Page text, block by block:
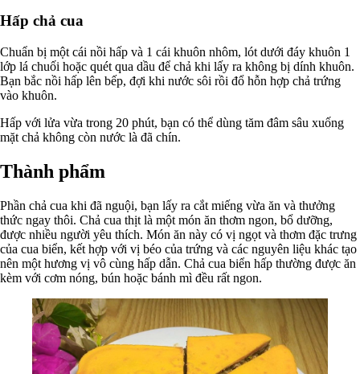
Hấp chả cua
Chuẩn bị một cái nồi hấp và 1 cái khuôn nhôm, lót dưới đáy khuôn 1
lớp lá chuối hoặc quét qua dầu để chả khi lấy ra không bị dính khuôn.
Bạn bắc nồi hấp lên bếp, đợi khi nước sôi rồi đổ hỗn hợp chả trứng
vào khuôn.
Hấp với lửa vừa trong 20 phút, bạn có thể dùng tăm đâm sâu xuống
mặt chả không còn nước là đã chín.
Thành phẩm
Phần chả cua khi đã nguội, bạn lấy ra cắt miếng vừa ăn và thưởng
thức ngay thôi. Chả cua thịt là một món ăn thơm ngon, bổ dưỡng,
được nhiều người yêu thích. Món ăn này có vị ngọt và thơm đặc trưng
của cua biển, kết hợp với vị béo của trứng và các nguyên liệu khác tạo
nên một hương vị vô cùng hấp dẫn. Chả cua biển hấp thường được ăn
kèm với cơm nóng, bún hoặc bánh mì đều rất ngon.